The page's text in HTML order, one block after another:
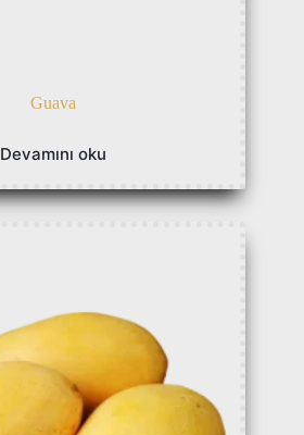
Guava
Devamını oku